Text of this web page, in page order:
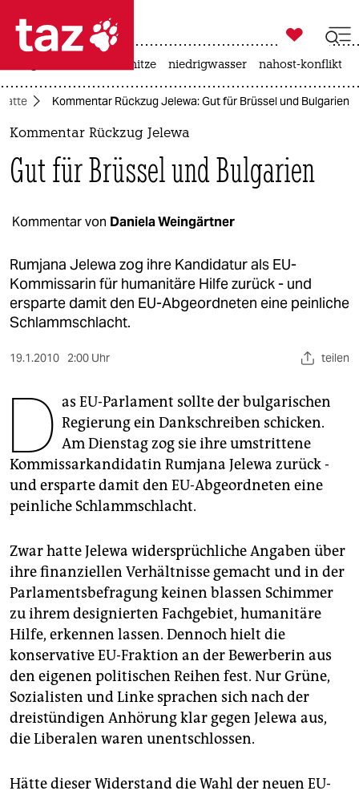
 taz zahl ich
taz zahl ich
politik
öko
gesellschaft
kultur
sport
berlin
nord
wahrheit
verlag
verlag
shop
fragen & hilfe
unterstützen
abo
genossenschaft
epaper login

taz zahl ich
hitze niedrigwasser nahost-konflikt
Kommentar Rückzug Jelewa: Gut für Brüssel und Bulgarien
Kommentar Rückzug Jelewa
Gut für Brüssel und Bulgarien
Kommentar von Daniela Weingärtner
Rumjana Jelewa zog ihre Kandidatur als EU-
Kommissarin für humanitäre Hilfe zurück - und
ersparte damit den EU-Abgeordneten eine peinliche
Schlammschlacht.
19.1.2010 2:00 Uhr teilen
D as EU-Parlament sollte der bulgarischen
Regierung ein Dankschreiben schicken.
Am Dienstag zog sie ihre umstrittene
Kommissarkandidatin Rumjana Jelewa zurück -
und ersparte damit den EU-Abgeordneten eine
peinliche Schlammschlacht.
Zwar hatte Jelewa widersprüchliche Angaben über
ihre finanziellen Verhältnisse gemacht und in der
Parlamentsbefragung keinen blassen Schimmer
zu ihrem designierten Fachgebiet, humanitäre
Hilfe, erkennen lassen. Dennoch hielt die
konservative EU-Fraktion an der Bewerberin aus
den eigenen politischen Reihen fest. Nur Grüne,
Sozialisten und Linke sprachen sich nach der
dreistündigen Anhörung klar gegen Jelewa aus,
die Liberalen waren unentschlossen.
Hätte dieser Widerstand die Wahl der neuen EU-